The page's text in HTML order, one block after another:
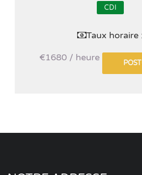
CDI
Taux horaire
€1680 / heure